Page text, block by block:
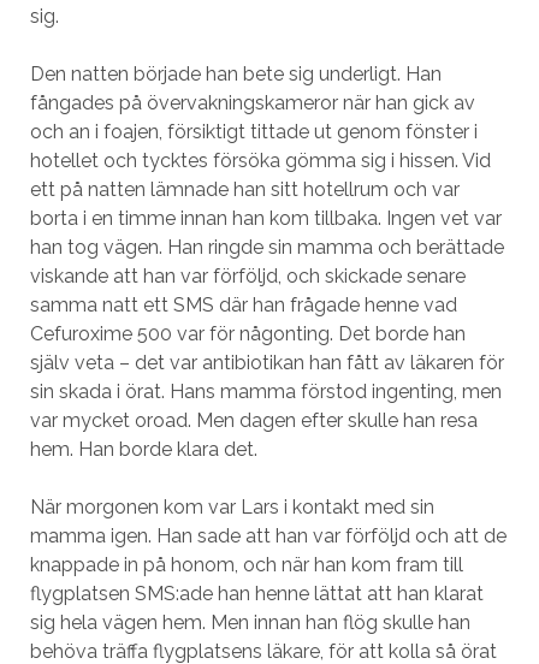
sig.
Den natten började han bete sig underligt. Han
fångades på övervakningskameror när han gick av
och an i foajen, försiktigt tittade ut genom fönster i
hotellet och tycktes försöka gömma sig i hissen. Vid
ett på natten lämnade han sitt hotellrum och var
borta i en timme innan han kom tillbaka. Ingen vet var
han tog vägen. Han ringde sin mamma och berättade
viskande att han var förföljd, och skickade senare
samma natt ett SMS där han frågade henne vad
Cefuroxime 500 var för någonting. Det borde han
själv veta – det var antibiotikan han fått av läkaren för
sin skada i örat. Hans mamma förstod ingenting, men
var mycket oroad. Men dagen efter skulle han resa
hem. Han borde klara det.
När morgonen kom var Lars i kontakt med sin
mamma igen. Han sade att han var förföljd och att de
knappade in på honom, och när han kom fram till
flygplatsen SMS:ade han henne lättat att han klarat
sig hela vägen hem. Men innan han flög skulle han
behöva träffa flygplatsens läkare, för att kolla så örat